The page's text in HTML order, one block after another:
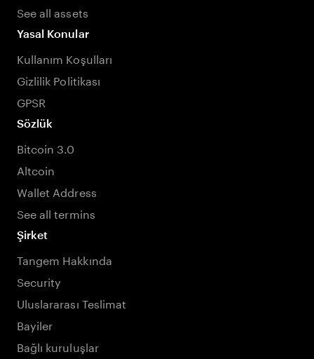
See all assets
Yasal Konular
Kullanım Koşulları
Gizlilik Politikası
GPSR
Sözlük
Bitcoin 3.0
Altcoin
Wallet Address
See all termins
Şirket
Tangem Hakkında
Security
Uluslararası Teslimat
Bayiler
Bağlı kuruluşlar